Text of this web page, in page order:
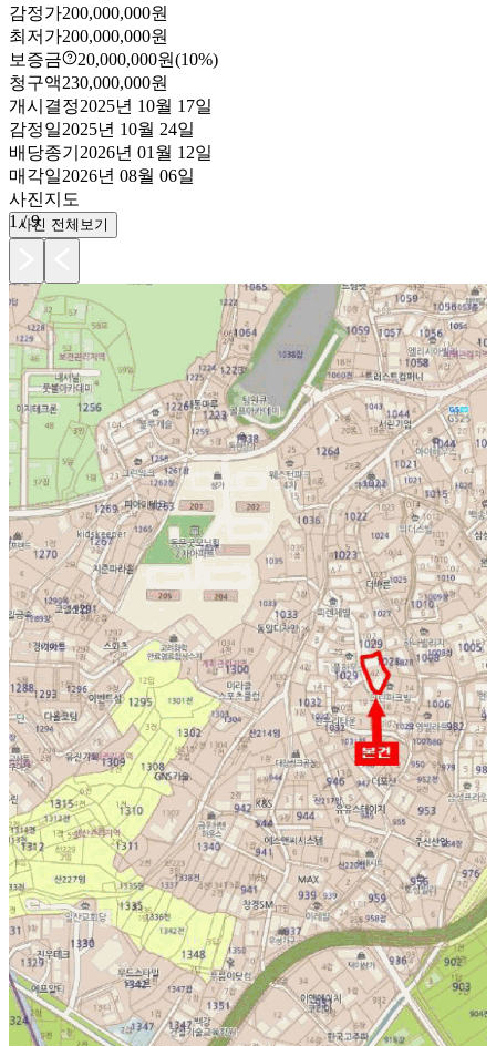
감정가200,000,000원
최저가200,000,000원
보증금
20,000,000원(10%)
청구액230,000,000원
개시결정2025년 10월 17일
감정일2025년 10월 24일
배당종기 2026년 01월 12일
매각일2026년 08월 06일
사진지도
1 /9
사진 전체보기